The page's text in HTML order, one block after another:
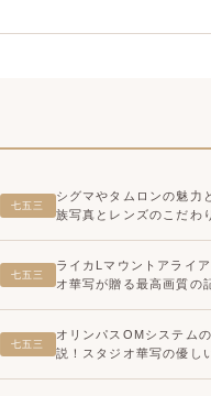
七五三
シグマやタムロンの魅力
族写真とレンズのこだわ
七五三
ライカLマウントアライ
オ華写が贈る最高画質の
七五三
オリンパスOMシステム
説！スタジオ華写の優し